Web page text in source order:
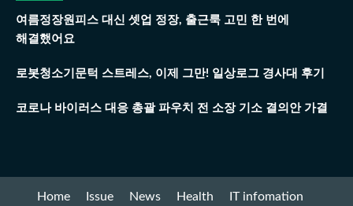
여름정장원피스 대신 셋업 정장, 출근룩 고민 한 번에
해결했어요
로봇청소기문턱 스트레스, 이제 그만! 일상로그 경사대 후기
코로나 바이러스 대응 총괄 파우치 전 소장 기소 결의안 가결
Home Issue News Health IT infomation